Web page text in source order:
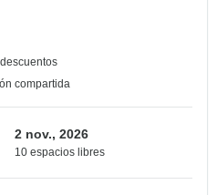
compartida
2 nov., 2026
10 espacios libres